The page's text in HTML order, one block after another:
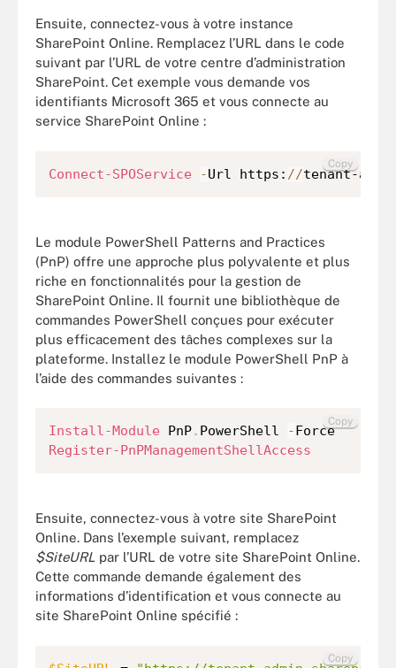
Ensuite, connectez-vous à votre instance
SharePoint Online. Remplacez l’URL dans le code
suivant par l’URL de votre centre d’administration
SharePoint. Cet exemple vous demande vos
identifiants Microsoft 365 et vous connecte au
service SharePoint Online :
Connect-SPOService -Url https: //tenant-
Copy
Le module PowerShell Patterns and Practices
(PnP) offre une approche plus polyvalente et plus
riche en fonctionnalités pour la gestion de
SharePoint Online. Il fournit une bibliothèque de
commandes PowerShell conçues pour exécuter
plus efficacement des tâches complexes sur la
plateforme. Installez le module PowerShell PnP à
l’aide des commandes suivantes :
Install-Module PnP. PowerShell -
Register-PnPManagementShellAccess
Copy
Ensuite, connectez-vous à votre site SharePoint
Online. Dans l’exemple suivant, remplacez
$SiteURL par l’URL de votre site SharePoint Online.
Cette commande demande également des
informations d’identification et vous connecte au
site SharePoint Online spécifié :
Copy